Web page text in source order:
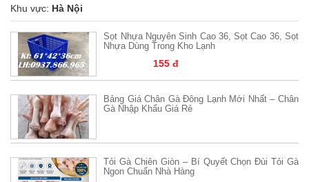
Khu vực: Hà Nội
Sọt Nhựa Nguyên Sinh Cao 36, Sọt Cao 36, Sọt
Nhựa Dùng Trong Kho Lạnh
155 đ
Bảng Giá Chân Gà Đông Lạnh Mới Nhất – Chân
Gà Nhập Khẩu Giá Rẻ
Tỏi Gà Chiên Giòn – Bí Quyết Chọn Đùi Tỏi Gà
Ngon Chuẩn Nhà Hàng